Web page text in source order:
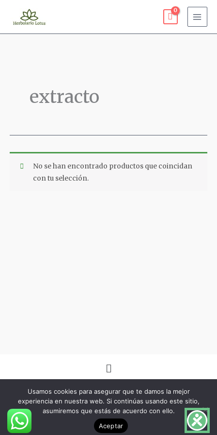
extracto
No se han encontrado productos que coincidan
con tu selección.
Menú
Copyright © 2026 -Herbo Lotus- | Diseñado por BSG Spain
Usamos cookies para asegurar que te damos la mejor
experiencia en nuestra web. Si continúas usando este sitio,
asumiremos que estás de acuerdo con ello.
Aceptar